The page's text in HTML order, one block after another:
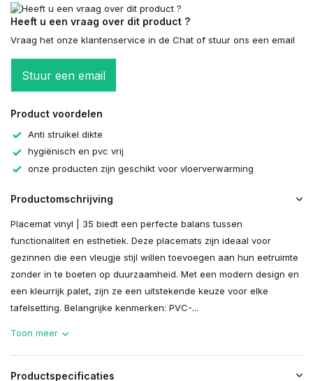
Heeft u een vraag over dit product ?
Vraag het onze klantenservice in de Chat of stuur ons een email
Stuur een email
Product voordelen
Anti struikel dikte
hygiënisch en pvc vrij
onze producten zijn geschikt voor vloerverwarming
Productomschrijving
Placemat vinyl | 35 biedt een perfecte balans tussen
functionaliteit en esthetiek. Deze placemats zijn ideaal voor
gezinnen die een vleugje stijl willen toevoegen aan hun eetruimte
zonder in te boeten op duurzaamheid. Met een modern design en
een kleurrijk palet, zijn ze een uitstekende keuze voor elke
tafelsetting. Belangrijke kenmerken: PVC-...
Toon meer
Productspecificaties